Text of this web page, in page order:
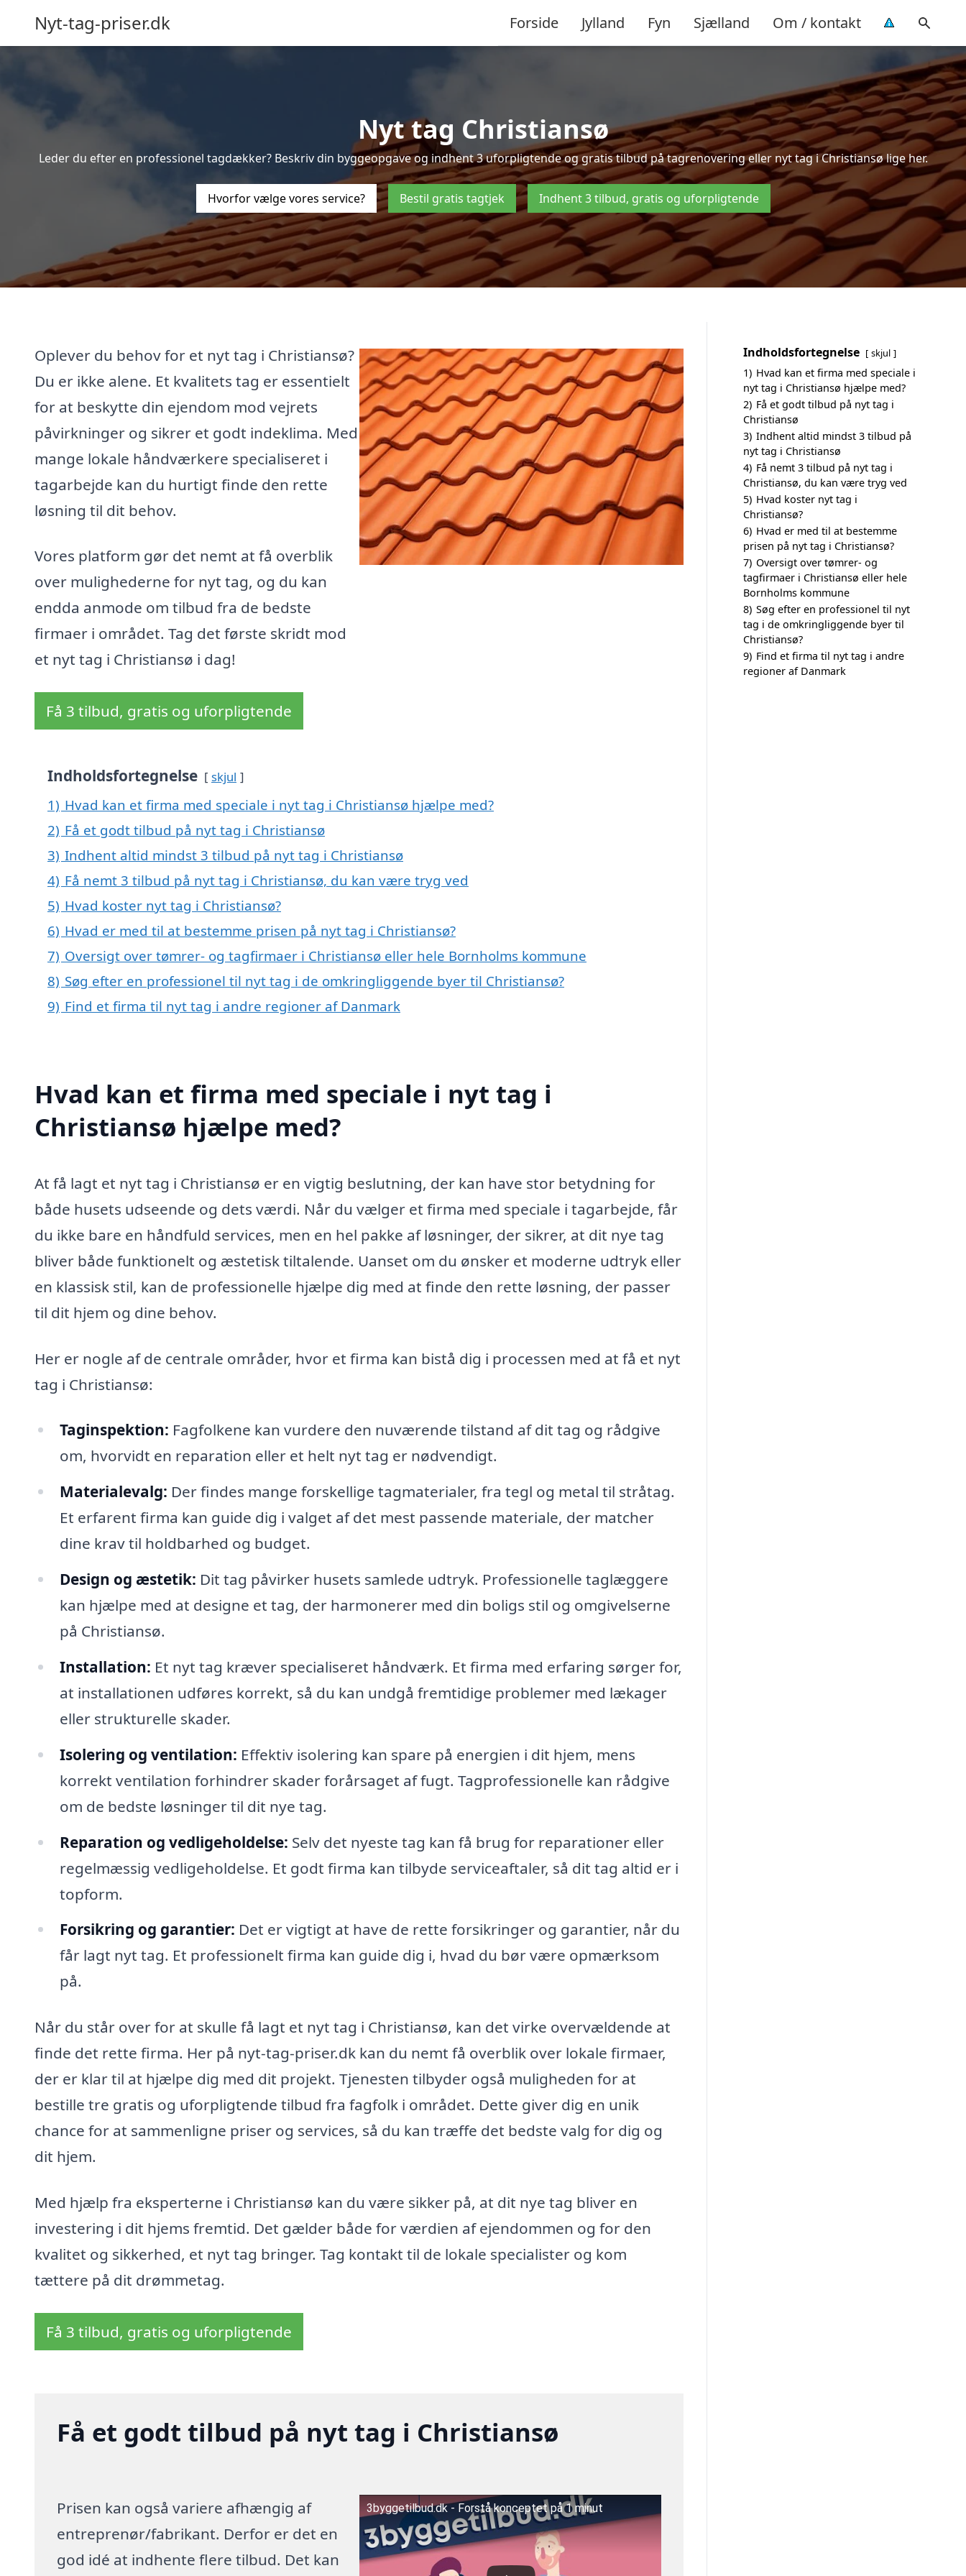
Nyt-tag-priser.dk Forside Jylland Fyn Sjælland Om / kontakt
Nyt tag Christiansø
Leder du efter en professionel tagdækker? Beskriv din byggeopgave og indhent 3 uforpligtende og gratis tilbud på tagrenovering eller nyt tag i Christiansø lige her.
Hvorfor vælge vores service? Bestil gratis tagtjek Indhent 3 tilbud, gratis og uforpligtende
Oplever du behov for et nyt tag i Christiansø?
Du er ikke alene. Et kvalitets tag er essentielt
for at beskytte din ejendom mod vejrets
påvirkninger og sikrer et godt indeklima. Med
mange lokale håndværkere specialiseret i
tagarbejde kan du hurtigt finde den rette
løsning til dit behov.
Vores platform gør det nemt at få overblik
over mulighederne for nyt tag, og du kan
endda anmode om tilbud fra de bedste
firmaer i området. Tag det første skridt mod
et nyt tag i Christiansø i dag!
Få 3 tilbud, gratis og uforpligtende
Indholdsfortegnelse skjul
1) Hvad kan et firma med speciale i nyt tag i Christiansø hjælpe med?
2) Få et godt tilbud på nyt tag i Christiansø
3) Indhent altid mindst 3 tilbud på nyt tag i Christiansø
4) Få nemt 3 tilbud på nyt tag i Christiansø, du kan være tryg ved
5) Hvad koster nyt tag i Christiansø?
6) Hvad er med til at bestemme prisen på nyt tag i Christiansø?
7) Oversigt over tømrer- og tagfirmaer i Christiansø eller hele Bornholms kommune
8) Søg efter en professionel til nyt tag i de omkringliggende byer til Christiansø?
9) Find et firma til nyt tag i andre regioner af Danmark
Hvad kan et firma med speciale i nyt tag i
Christiansø hjælpe med?
At få lagt et nyt tag i Christiansø er en vigtig beslutning, der kan have stor betydning for
både husets udseende og dets værdi. Når du vælger et firma med speciale i tagarbejde, får
du ikke bare en håndfuld services, men en hel pakke af løsninger, der sikrer, at dit nye tag
bliver både funktionelt og æstetisk tiltalende. Uanset om du ønsker et moderne udtryk eller
en klassisk stil, kan de professionelle hjælpe dig med at finde den rette løsning, der passer
til dit hjem og dine behov.
Her er nogle af de centrale områder, hvor et firma kan bistå dig i processen med at få et nyt
tag i Christiansø:
Taginspektion: Fagfolkene kan vurdere den nuværende tilstand af dit tag og rådgive
om, hvorvidt en reparation eller et helt nyt tag er nødvendigt.
Materialevalg: Der findes mange forskellige tagmaterialer, fra tegl og metal til stråtag.
Et erfarent firma kan guide dig i valget af det mest passende materiale, der matcher
dine krav til holdbarhed og budget.
Design og æstetik: Dit tag påvirker husets samlede udtryk. Professionelle taglæggere
kan hjælpe med at designe et tag, der harmonerer med din boligs stil og omgivelserne
på Christiansø.
Installation: Et nyt tag kræver specialiseret håndværk. Et firma med erfaring sørger for,
at installationen udføres korrekt, så du kan undgå fremtidige problemer med lækager
eller strukturelle skader.
Isolering og ventilation: Effektiv isolering kan spare på energien i dit hjem, mens
korrekt ventilation forhindrer skader forårsaget af fugt. Tagprofessionelle kan rådgive
om de bedste løsninger til dit nye tag.
Reparation og vedligeholdelse: Selv det nyeste tag kan få brug for reparationer eller
regelmæssig vedligeholdelse. Et godt firma kan tilbyde serviceaftaler, så dit tag altid er i
topform.
Forsikring og garantier: Det er vigtigt at have de rette forsikringer og garantier, når du
får lagt nyt tag. Et professionelt firma kan guide dig i, hvad du bør være opmærksom
på.
Når du står over for at skulle få lagt et nyt tag i Christiansø, kan det virke overvældende at
finde det rette firma. Her på nyt-tag-priser.dk kan du nemt få overblik over lokale firmaer,
der er klar til at hjælpe dig med dit projekt. Tjenesten tilbyder også muligheden for at
bestille tre gratis og uforpligtende tilbud fra fagfolk i området. Dette giver dig en unik
chance for at sammenligne priser og services, så du kan træffe det bedste valg for dig og
dit hjem.
Med hjælp fra eksperterne i Christiansø kan du være sikker på, at dit nye tag bliver en
investering i dit hjems fremtid. Det gælder både for værdien af ejendommen og for den
kvalitet og sikkerhed, et nyt tag bringer. Tag kontakt til de lokale specialister og kom
tættere på dit drømmetag.
Få 3 tilbud, gratis og uforpligtende
Få et godt tilbud på nyt tag i Christiansø
Prisen kan også variere afhængig af
entreprenør/fabrikant. Derfor er det en
god idé at indhente flere tilbud. Det kan
3byggetilbud.dk - Forstå konceptet på 1 minut
Indholdsfortegnelse skjul
1) Hvad kan et firma med speciale i
nyt tag i Christiansø hjælpe med?
2) Få et godt tilbud på nyt tag i
Christiansø
3) Indhent altid mindst 3 tilbud på
nyt tag i Christiansø
4) Få nemt 3 tilbud på nyt tag i
Christiansø, du kan være tryg ved
5) Hvad koster nyt tag i
Christiansø?
6) Hvad er med til at bestemme
prisen på nyt tag i Christiansø?
7) Oversigt over tømrer- og
tagfirmaer i Christiansø eller hele
Bornholms kommune
8) Søg efter en professionel til nyt
tag i de omkringliggende byer til
Christiansø?
9) Find et firma til nyt tag i andre
regioner af Danmark